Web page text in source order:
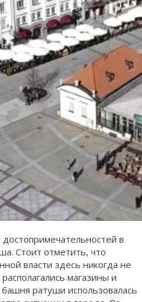
в
Стоит отметить, что
власти здесь никогда не
магазины и
ратуши использовалась